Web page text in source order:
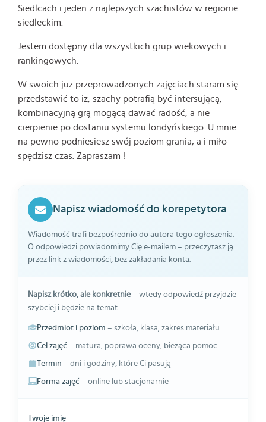
Siedlcach i jeden z najlepszych szachistów w regionie
siedleckim.
Jestem dostępny dla wszystkich grup wiekowych i
rankingowych.
W swoich już przeprowadzonych zajęciach staram się
przedstawić to iż, szachy potrafią być intersującą,
kombinacyjną grą mogącą dawać radość, a nie
cierpienie po dostaniu systemu londyńskiego. U mnie
na pewno podniesiesz swój poziom grania, a i miło
spędzisz czas. Zapraszam !
Napisz wiadomość do korepetytora
Wiadomość trafi bezpośrednio do autora tego ogłoszenia.
O odpowiedzi powiadomimy Cię e-mailem – przeczytasz ją
przez link z wiadomości, bez zakładania konta.
Napisz krótko, ale konkretnie– wtedy odpowiedź przyjdzie
szybciej i będzie na temat:
Przedmiot i poziom – szkoła, klasa, zakres materiału
Cel zajęć – matura, poprawa oceny, bieżąca pomoc
Termin – dni i godziny, które Ci pasują
Forma zajęć – online lub stacjonarnie
Twoje imię